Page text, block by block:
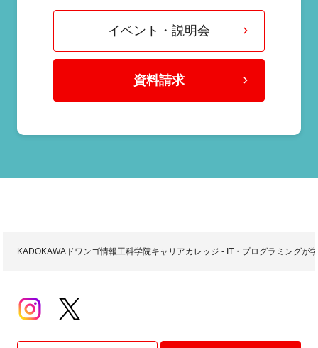
イベント・説明会
資料請求
KADOKAWAドワンゴ情報工科学院キャリアカレッジ - IT・プログラミングが